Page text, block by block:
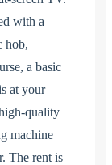
with a
hob,
a basic
at your
quality
machine
The rent is